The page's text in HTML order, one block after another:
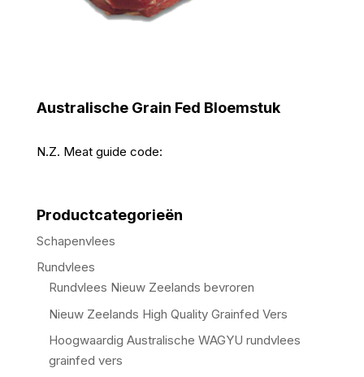
Australische Grain Fed Bloemstuk
N.Z. Meat guide code:
Productcategorieën
Schapenvlees
Rundvlees
Rundvlees Nieuw Zeelands bevroren
Nieuw Zeelands High Quality Grainfed Vers
Hoogwaardig Australische WAGYU rundvlees
grainfed vers